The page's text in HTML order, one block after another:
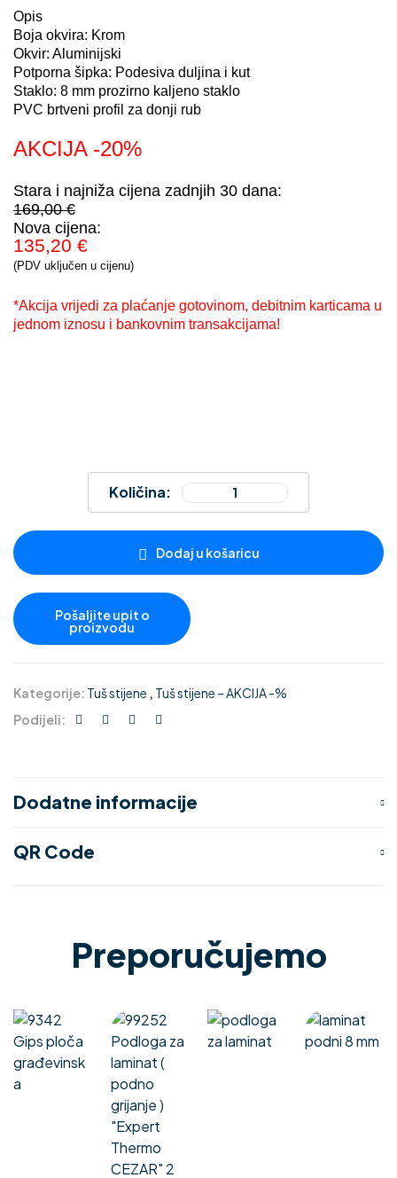
Opis
Boja okvira: Krom
Okvir: Aluminijski
Potporna šipka: Podesiva duljina i kut
Staklo: 8 mm prozirno kaljeno staklo
PVC brtveni profil za donji rub
AKCIJA -20%
Stara i najniža cijena zadnjih 30 dana:
169,00 €
Nova cijena:
135,20 €
(PDV uključen u cijenu)
*Akcija vrijedi za plaćanje gotovinom, debitnim karticama u
jednom iznosu i bankovnim transakcijama!
Količina:
Dodaj u košaricu
Kategorije: Tuš stijene , Tuš stijene – AKCIJA -%
Podijeli:
Dodatne informacije
QR Code
Preporučujemo